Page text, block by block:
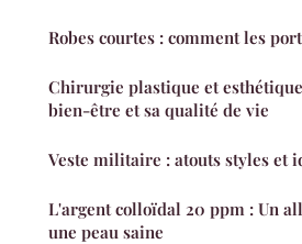
Robes courtes : comment les
Chirurgie plastique et
bien-être et sa qualité de vie
Veste militaire : atouts styles et
L'argent colloïdal 20 ppm : Un
une peau saine